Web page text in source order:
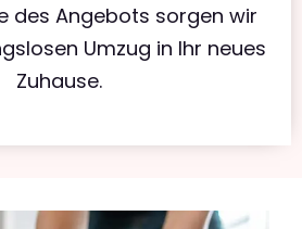
des Angebots sorgen wir
Umzug in Ihr neues
Zuhause.